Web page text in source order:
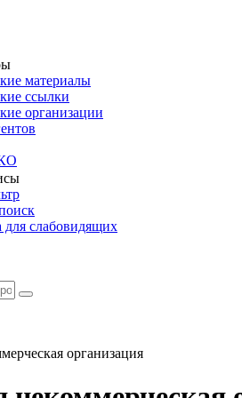
материалы
ссылки
организации
для слабовидящих
организация